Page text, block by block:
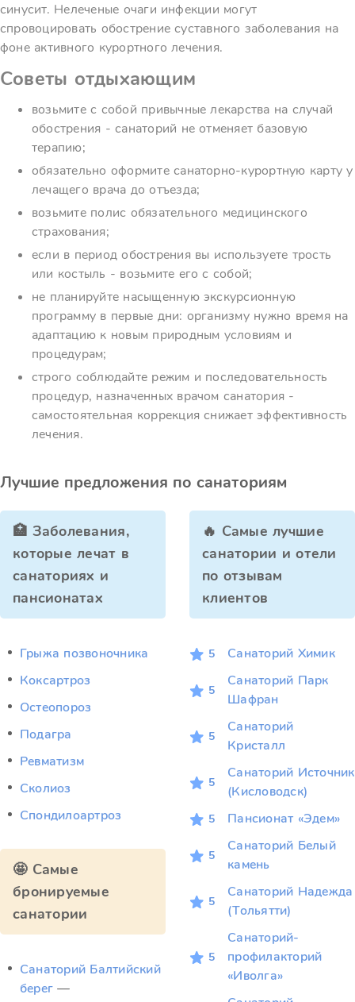
синусит. Нелеченые очаги инфекции могут
спровоцировать обострение суставного заболевания на
фоне активного курортного лечения.
Советы отдыхающим
возьмите с собой привычные лекарства на случай
обострения - санаторий не отменяет базовую
терапию;
обязательно оформите санаторно-курортную карту у
лечащего врача до отъезда;
возьмите полис обязательного медицинского
страхования;
если в период обострения вы используете трость
или костыль - возьмите его с собой;
не планируйте насыщенную экскурсионную
программу в первые дни: организму нужно время на
адаптацию к новым природным условиям и
процедурам;
строго соблюдайте режим и последовательность
процедур, назначенных врачом санатория -
самостоятельная коррекция снижает эффективность
лечения.
Лучшие предложения по санаториям
🏥 Заболевания,
которые лечат в
санаториях и
пансионатах
Грыжа позвоночника
Коксартроз
Остеопороз
Подагра
Ревматизм
Сколиоз
Спондилоартроз
🤩 Самые
бронируемые
санатории
Санаторий Балтийский
берег —
🔥 Самые лучшие
санатории и отели
по отзывам
клиентов
5 Санаторий Химик
5
Санаторий Парк
Шафран
5
Санаторий
Кристалл
5
Санаторий Источник
(Кисловодск)
5 Пансионат «Эдем»
5
Санаторий Белый
камень
5
Санаторий Надежда
(Тольятти)
5
Санаторий-
профилакторий
«Иволга»